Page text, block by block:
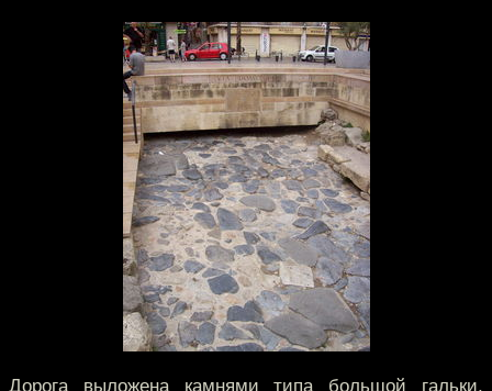
Дорога выложена камнями типа большой гальки,